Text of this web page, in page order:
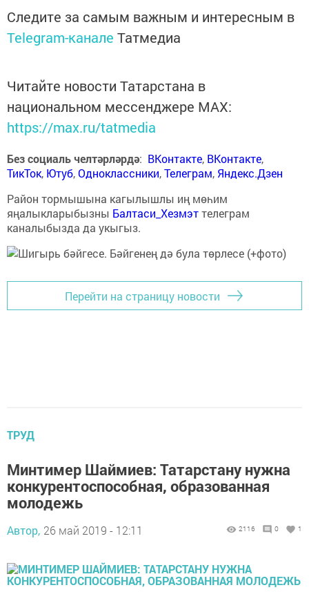
Следите за самым важным и интересным в
Telegram-канале Татмедиа
Читайте новости Татарстана в
национальном мессенджере MАХ:
https://max.ru/tatmedia
Без социаль челтәрләрдә: ВКонтакте, ВКонтакте,
ТикТок, Ютуб,Одноклассники,Телеграм, Яндекс.Дзен
Район тормышына кагылышлы иң мөһим
яңалыкларыбызны Балтаси_Хезмэттелеграм
каналыбызда да укыгыз.
Перейти на страницу новости
ТРУД
Минтимер Шаймиев: Татарстану нужна
конкурентоспособная, образованная
молодежь
Автор, 26 май 2019 - 12:11 2116 0 1